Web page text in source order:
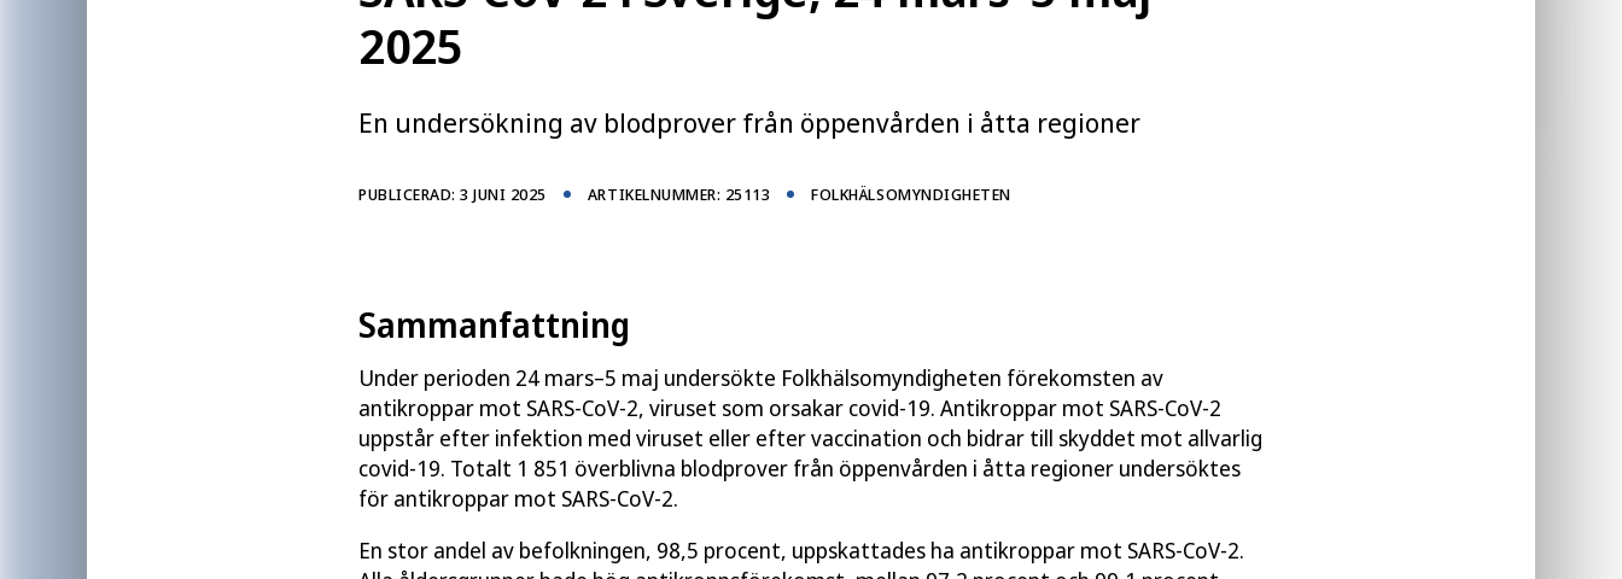
2025
En undersökning av blodprover från öppenvården i åtta regioner
PUBLICERAD: 3 JUNI 2025 ARTIKELNUMMER: 25113 FOLKHÄLSOMYNDIGHETEN
Sammanfattning
Under perioden 24 mars–5 maj undersökte Folkhälsomyndigheten förekomsten av
antikroppar mot SARS-CoV-2, viruset som orsakar covid-19. Antikroppar mot SARS-CoV-2
uppstår efter infektion med viruset eller efter vaccination och bidrar till skyddet mot allvarlig
covid-19. Totalt 1 851 överblivna blodprover från öppenvården i åtta regioner undersöktes
för antikroppar mot SARS-CoV-2.
En stor andel av befolkningen, 98,5 procent, uppskattades ha antikroppar mot SARS-CoV-2.
2025 hade antikroppar mot SARS-CoV-2 i blodet. Andelen med antikroppar var hög i alla
åldersgrupper, från 97 procent till 99 procent. Det var ingen skillnad mellan kvinnor och
Relaterad läsning
3 juni 2025
25113